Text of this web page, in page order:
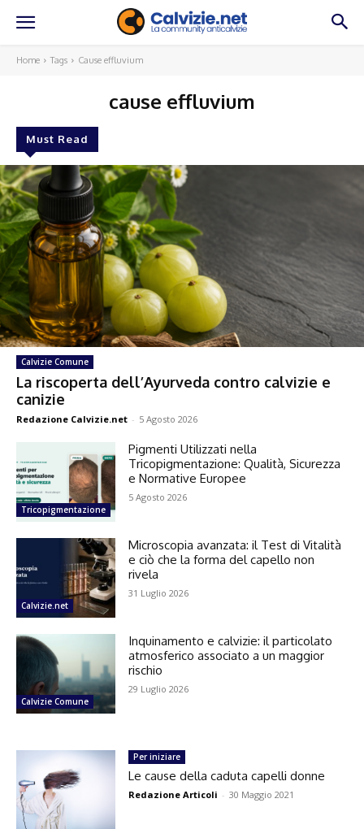
Home Tags Cause effluvium
cause effluvium
Must Read
Calvizie Comune
La riscoperta dell’Ayurveda contro calvizie e
canizie
Redazione Calvizie.net - 5 Agosto 2026
Tricopigmentazione
Pigmenti Utilizzati nella
Tricopigmentazione: Qualità, Sicurezza
e Normative Europee
5 Agosto 2026
Calvizie.net
Microscopia avanzata: il Test di Vitalità
e ciò che la forma del capello non
rivela
31 Luglio 2026
Calvizie Comune
Inquinamento e calvizie: il particolato
atmosferico associato a un maggior
rischio
29 Luglio 2026
Per iniziare
Le cause della caduta capelli donne
Redazione Articoli - 30 Maggio 2021